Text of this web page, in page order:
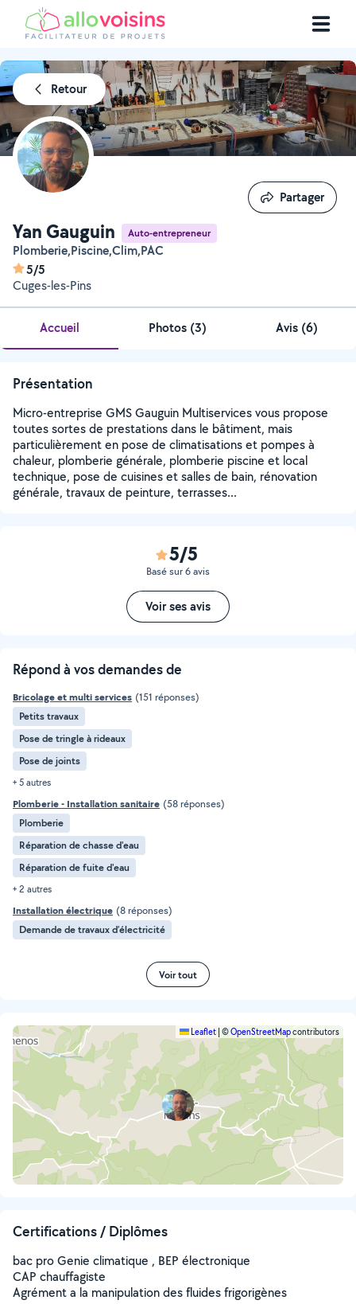
Retour
Yan Gauguin Auto-entrepreneur
Plomberie,Piscine,Clim,PAC
5/5
Cuges-les-Pins
Partager
Partager
Accueil Photos (3) Avis (6)
Présentation
Micro-entreprise GMS Gauguin Multiservices vous propose
toutes sortes de prestations dans le bâtiment, mais
particulièrement en pose de climatisations et pompes à
chaleur, plomberie générale, plomberie piscine et local
technique, pose de cuisines et salles de bain, rénovation
générale, travaux de peinture, terrasses...
5/5
Basé sur 6 avis
Voir ses avis
Répond à vos demandes de
Bricolage et multi services (151 réponses)
Petits travaux
Pose de tringle à rideaux
Pose de joints
+ 5 autres
Plomberie - Installation sanitaire (58 réponses)
Plomberie
Réparation de chasse d'eau
Réparation de fuite d'eau
+ 2 autres
Installation électrique (8 réponses)
Demande de travaux d’électricité
Voir tout
Leaflet ©OpenStreetMapcontributors
Certifications / Diplômes
bac pro Genie climatique , BEP électronique
CAP chauffagiste
Agrément a la manipulation des fluides frigorigènes